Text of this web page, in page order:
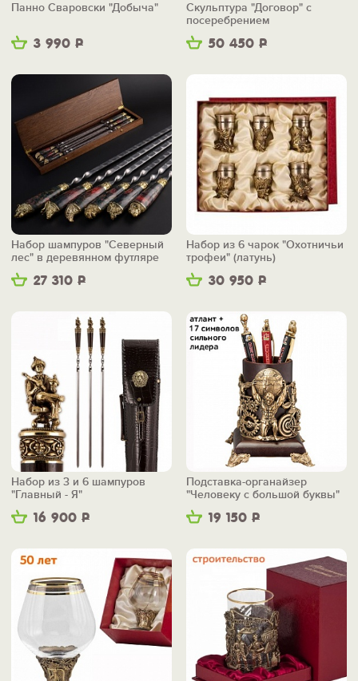
3 990 Р
Панно Сваровски "Добыча"
50 450 Р
Скульптура "Договор" с
посеребрением
27 310 Р
Набор шампуров "Северный
лес" в деревянном футляре
30 950 Р
Набор из 6 чарок "Охотничьи
трофеи" (латунь)
16 900 Р
Набор из 3 и 6 шампуров
"Главный - Я"
19 150 Р
Подставка-органайзер
"Человеку с большой буквы"